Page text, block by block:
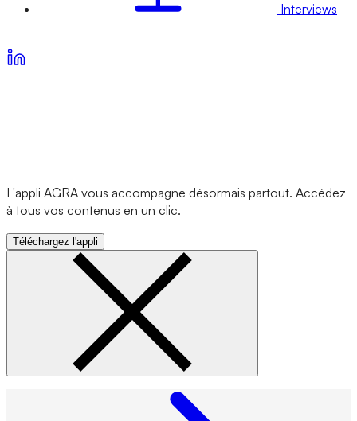
Interviews
L'appli AGRA vous accompagne désormais partout. Accédez
à tous vos contenus en un clic.
Téléchargez l'appli